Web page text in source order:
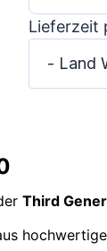
Lieferzeit
- Land
Third